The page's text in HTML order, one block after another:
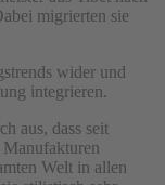
migrierten sie
wider und
integrieren.
aus, dass seit
Welt in allen